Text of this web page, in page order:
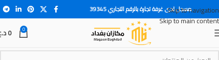
Skip to navigation
Skip to main content
مسجل لدى غرفة تجارة بالرقم التجاري 39345
0
0